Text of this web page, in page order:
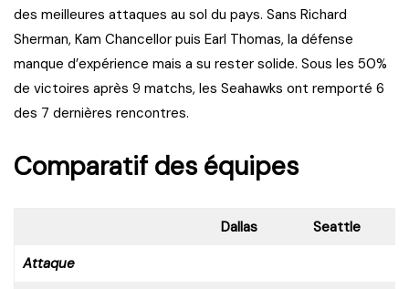
des meilleures attaques au sol du pays. Sans Richard
Sherman, Kam Chancellor puis Earl Thomas, la défense
manque d’expérience mais a su rester solide. Sous les 50%
de victoires après 9 matchs, les Seahawks ont remporté 6
des 7 dernières rencontres.
Comparatif des équipes
Dallas
Seattle
Attaque